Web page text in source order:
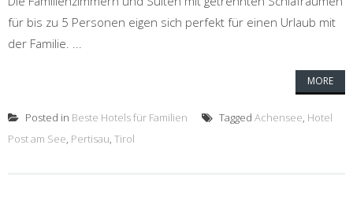
für bis zu 5 Personen eigen sich perfekt für einen Urlaub mit
der Familie. ...
MORE
Posted in Beste Hotels für Familien Tagged Achensee, Hotel
Post am See, Pertisau, Tirol